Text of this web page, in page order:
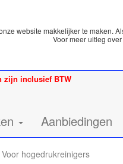
website makkelijker te maken.
Voor meer uitleg
zijn inclusief BTW
Aanbiedingen
Voor hogedrukreinigers